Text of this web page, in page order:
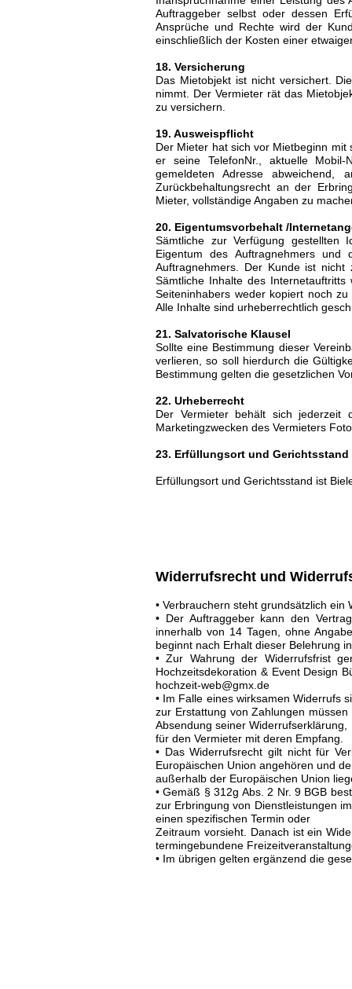
Auftraggeber selbst oder dessen
Ansprüche und Rechte wird der
einschließlich der Kosten einer
18. Versicherung
Das Mietobjekt ist nicht versichert.
nimmt. Der Vermieter rät das
zu versichern.
19. Ausweispflicht
Der Mieter hat sich vor Mietbeginn
er seine TelefonNr., aktuelle
gemeldeten Adresse abweichend,
Zurückbehaltungsrecht an der
Mieter, vollständige Angaben zu
20. Eigentumsvorbehalt /
Sämtliche zur Verfügung gestellten
Eigentum des Auftragnehmers
Auftragnehmers. Der Kunde ist nicht
Sämtliche Inhalte des
Seiteninhabers weder kopiert noch
Alle Inhalte sind urheberrechtlich
21. Salvatorische Klausel
Sollte eine Bestimmung dieser
verlieren, so soll hierdurch die
Bestimmung gelten die gesetzlichen
22. Urheberrecht
Der Vermieter behält sich
Marketingzwecken des Vermieters
23. Erfüllungsort und Gerichtsstand
Erfüllungsort und Gerichtsstand ist
Widerrufsrecht und
• Verbrauchern steht grundsätzlich ein
• Der Auftraggeber kann den
innerhalb von 14 Tagen, ohne
beginnt nach Erhalt dieser Belehrung
• Zur Wahrung der Widerrufsfrist
Hochzeitsdekoration & Event Design
hochzeit-web@gmx.de
• Im Falle eines wirksamen Widerrufs
zur Erstattung von Zahlungen
Absendung seiner Widerrufserklärung,
für den Vermieter mit deren Empfang.
• Das Widerrufsrecht gilt nicht für
Europäischen Union angehören und
außerhalb der Europäischen Union
• Gemäß § 312g Abs. 2 Nr. 9 BGB
zur Erbringung von Dienstleistungen
einen spezifischen Termin oder
Zeitraum vorsieht. Danach ist ein
termingebundene
• Im übrigen gelten ergänzend die